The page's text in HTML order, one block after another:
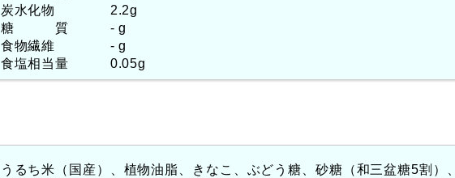
炭水化物 2.2g
糖 質 - g
食物繊維 - g
食塩相当量 0.05g
うるち米（国産）、植物油脂、きなこ、ぶどう糖、砂糖（和三盆糖5割）、